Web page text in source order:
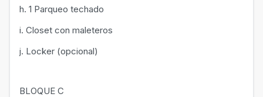
h. 1 Parqueo techado
i. Closet con maleteros
j. Locker (opcional)
BLOQUE C